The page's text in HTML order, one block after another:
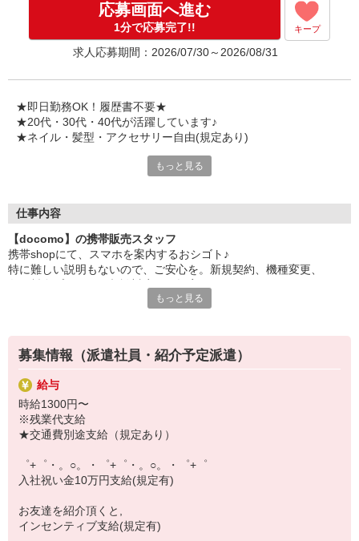
お友達を紹介頂くと,
インセンティブ支給(規定有)
゜・。○。・゜+゜・。○。・゜+゜
応募画面へ進む
1分で応募完了!! キープ
求人応募期間：2026/07/30～2026/08/31
★即日勤務OK！履歴書不要★
★20代・30代・40代が活躍しています♪
★ネイル・髪型・アクセサリー自由(規定あり)
でも心配ご無用！
お互いに教え合ったり、フォローしあったりする
和気あいあいとした人間関係がある店舗ばかり！
皆で一緒にステップアップしましょう♪
【選べるお仕事いろいろ】
▼オフィスワーク
事務、経理、データ入力、コールセンター、受付
▼工場・製造・軽作業系
機械/食品製造・梱包・仕分け・加工・組立・検査
▼美容系
眉毛サロンのアイブロウ・ネイリスト・エステ
▼営業・販売
法人営業・アパレル販売・個別指導塾・人材紹介
▼人気案件も多数♪
短期・期間限定・オープニング・官公庁案件
上場/優良/大手企業など
【スマホ面接実施中】
￣￣￣￣￣￣￣￣￣
もっと見る
仕事内容
【docomo】の携帯販売スタッフ
携帯shopにて、スマホを案内するおシゴト♪
特に難しい説明もないので、ご安心を。新規契約、機種変更、
満足度◎
■携帯やインターネット販売業務
docomo(ドコモ)/au(エーユー)・KDDI/softbank(ソフトバンク)など
の大手キャリアから
ワイモバイル(Y!mobille)、楽天モバイル、UQなど格安スマホまで幅
広く紹介可能♪
もっと見る
募集情報（派遣社員・紹介予定派遣）
給与
時給1300円〜
※残業代支給
★交通費別途支給（規定あり）
゜+゜・。○。・゜+゜・。○。・゜+゜
入社祝い金10万円支給(規定有)
お友達を紹介頂くと,
インセンティブ支給(規定有)